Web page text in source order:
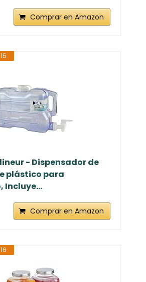
Comprar en Amazon
- Dispensador de
plástico para
Comprar en Amazon